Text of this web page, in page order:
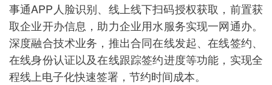
事通APP人脸识别、线上线下扫码授权获取，前置获
取企业开办信息，助力企业用水服务实现一网通办。
深度融合技术业务，推出合同在线发起、在线签约、
在线身份认证以及在线跟踪签约进度等功能，实现全
程线上电子化快速签署，节约时间成本。